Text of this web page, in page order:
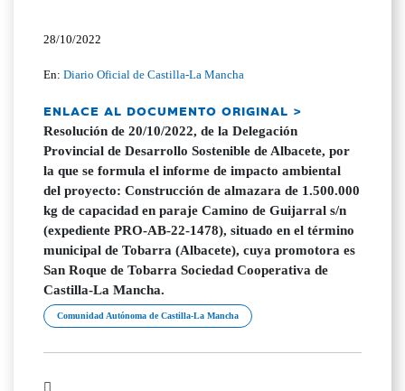
28/10/2022
En:Diario Oficial de Castilla-La Mancha
ENLACE AL DOCUMENTO ORIGINAL >
Resolución de 20/10/2022, de la Delegación
Provincial de Desarrollo Sostenible de Albacete, por
la que se formula el informe de impacto ambiental
del proyecto: Construcción de almazara de 1.500.000
kg de capacidad en paraje Camino de Guijarral s/n
(expediente PRO-AB-22-1478), situado en el término
municipal de Tobarra (Albacete), cuya promotora es
San Roque de Tobarra Sociedad Cooperativa de
Castilla-La Mancha.
Comunidad Autónoma de Castilla-La Mancha